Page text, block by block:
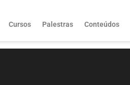
Cursos Palestras Conteúdos